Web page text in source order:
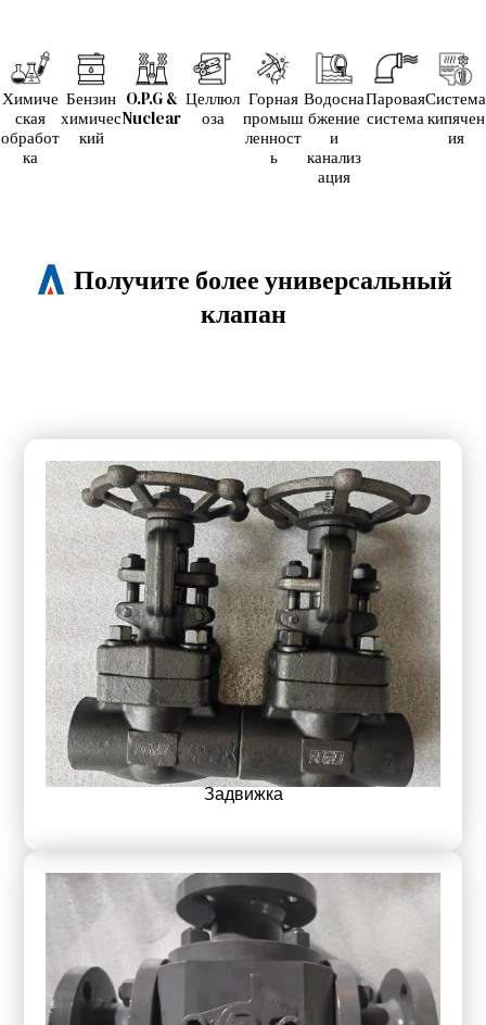
Химиче
ская
обработ
ка
Бензин
химичес
кий
O.P.G &
Nuclear
Целлюл
оза
Горная
промыш
ленност
ь
Водосна
бжение
и
канализ
ация
Паровая
система
Система
кипячен
ия
Получите более универсальный
клапан
Задвижка